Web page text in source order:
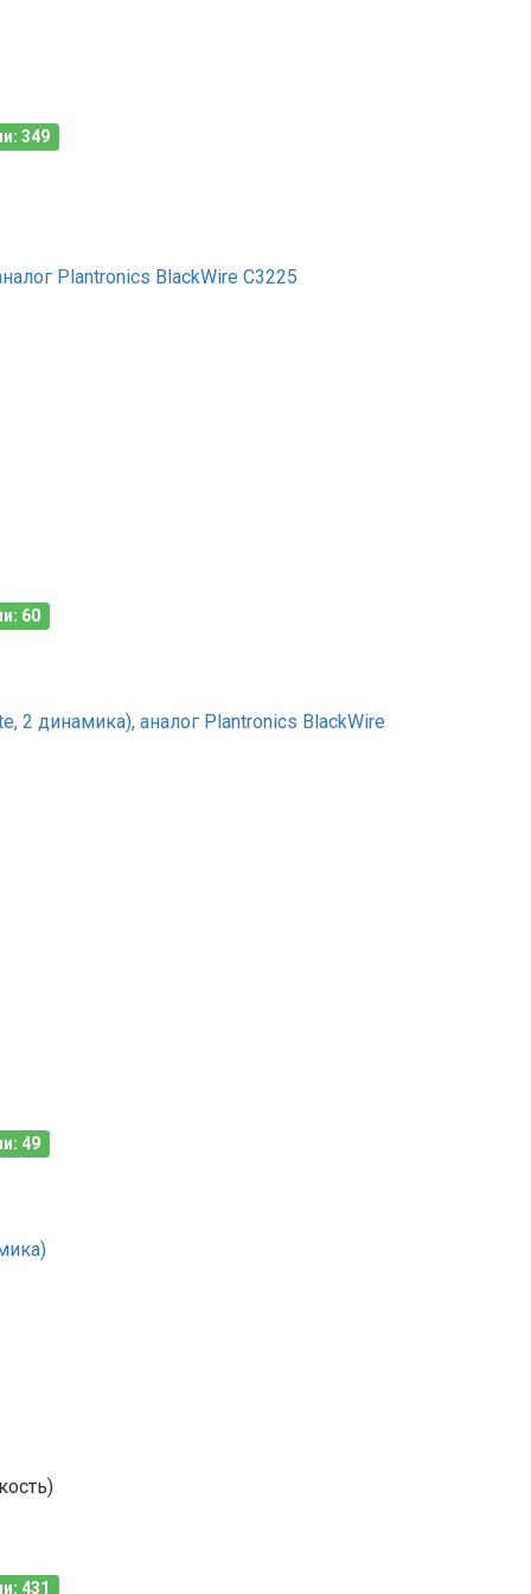
349
Plantronics BlackWire C3225
60
2 динамика), аналог Plantronics BlackWire
49
431